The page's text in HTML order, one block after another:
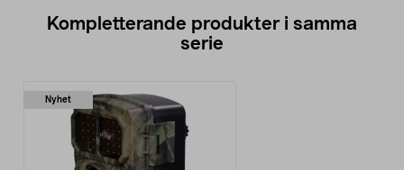
Kompletterande produkter i samma
serie
Nyhet